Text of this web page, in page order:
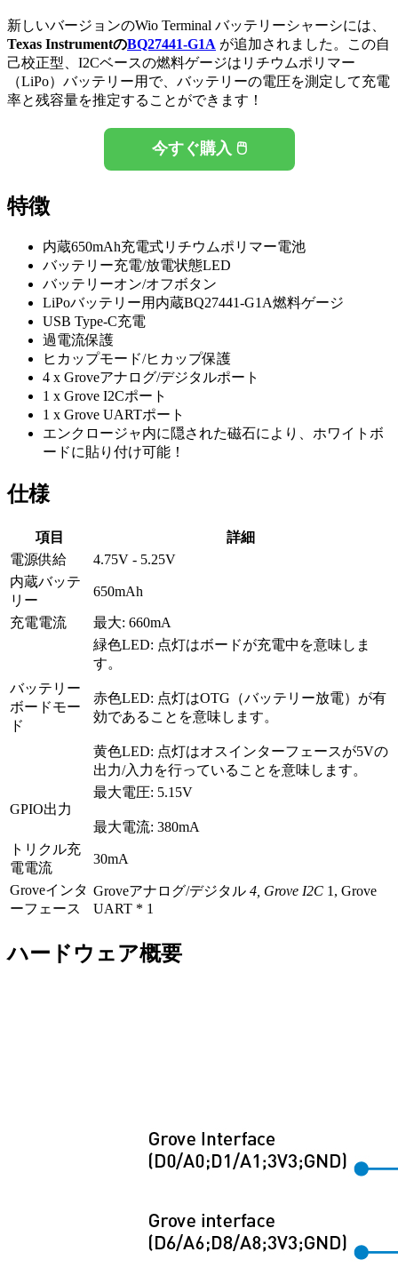
新しいバージョンのWio Terminal バッテリーシャーシには、
Texas InstrumentのBQ27441-G1A が追加されました。この自
己校正型、I2Cベースの燃料ゲージはリチウムポリマー
（LiPo）バッテリー用で、バッテリーの電圧を測定して充電
率と残容量を推定することができます！
今すぐ購入 🖱️
特徴
内蔵650mAh充電式リチウムポリマー電池
バッテリー充電/放電状態LED
バッテリーオン/オフボタン
LiPoバッテリー用内蔵BQ27441-G1A燃料ゲージ
USB Type-C充電
過電流保護
ヒカップモード/ヒカップ保護
4 x Groveアナログ/デジタルポート
1 x Grove I2Cポート
1 x Grove UARTポート
エンクロージャ内に隠された磁石により、ホワイトボ
ードに貼り付け可能！
仕様
項目
詳細
電源供給
4.75V - 5.25V
内蔵バッテ
リー
650mAh
充電電流 最大: 660mA
バッテリー
ボードモー
ド
緑色LED: 点灯はボードが充電中を意味しま
す。
赤色LED: 点灯はOTG（バッテリー放電）が有
効であることを意味します。
黄色LED: 点灯はオスインターフェースが5Vの
出力/入力を行っていることを意味します。
GPIO出力
最大電圧: 5.15V
最大電流: 380mA
トリクル充
電電流
30mA
Groveインタ
ーフェース
Groveアナログ/デジタル 4, Grove I2C 1, Grove
UART * 1
ハードウェア概要